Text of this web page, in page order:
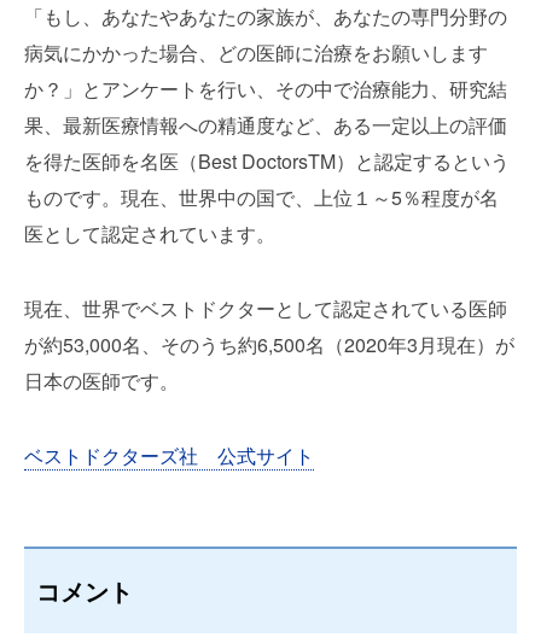
「もし、あなたやあなたの家族が、あなたの専門分野の
病気にかかった場合、どの医師に治療をお願いします
か？」とアンケートを行い、その中で治療能力、研究結
果、最新医療情報への精通度など、ある一定以上の評価
を得た医師を名医（Best DoctorsTM）と認定するという
ものです。現在、世界中の国で、上位１～5％程度が名
医として認定されています。
現在、世界でベストドクターとして認定されている医師
が約53,000名、そのうち約6,500名（2020年3月現在）が
日本の医師です。
ベストドクターズ社 公式サイト
コメント